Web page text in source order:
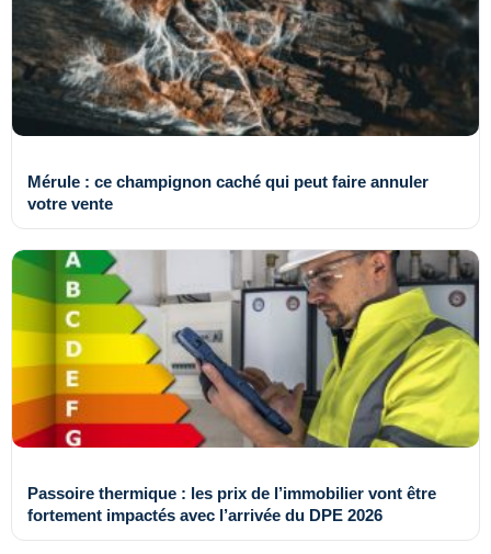
Mérule : ce champignon caché qui peut faire annuler
votre vente
Passoire thermique : les prix de l’immobilier vont être
fortement impactés avec l’arrivée du DPE 2026